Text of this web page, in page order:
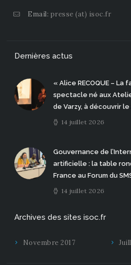
Email: presse (at) isoc.fr
Dernières actus
« Alice RECOQUE – La
spectacle né aux
de Varzy, à découvrir
14 juillet 2026
Gouvernance de
artificielle : la table
France au Forum du
14 juillet 2026
Archives des sites isoc.fr
Novembre 2017